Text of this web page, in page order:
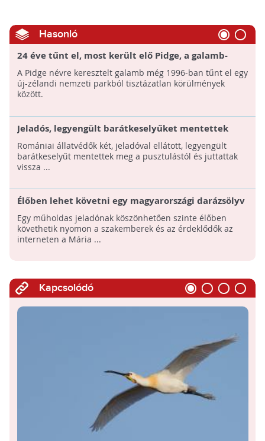
Hasonló
24 éve tűnt el, most került elő Pidge, a galamb-
matuzsálem
A Pidge névre keresztelt galamb még 1996-ban tűnt el egy
új-zélandi nemzeti parkból tisztázatlan körülmények
között.
Jeladós, legyengült barátkeselyűket mentettek
meg romániai állatvédők
Romániai állatvédők két, jeladóval ellátott, legyengült
barátkeselyűt mentettek meg a pusztulástól és juttattak
vissza ...
Élőben lehet követni egy magyarországi darázsölyv
vonulását
Egy műholdas jeladónak köszönhetően szinte élőben
követhetik nyomon a szakemberek és az érdeklődők az
interneten a Mária ...
Kapcsolódó